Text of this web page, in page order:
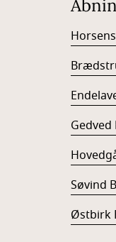
Søvind
Østbirk